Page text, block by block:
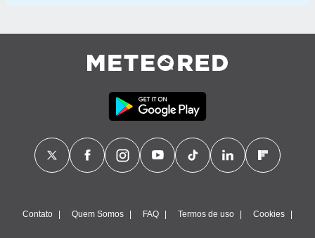
Contato Quem Somos FAQ Termos de uso Cookies